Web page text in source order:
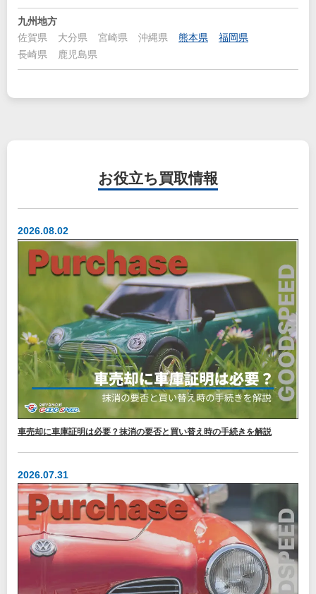
九州地方
佐賀県
大分県 宮崎県 沖縄県 熊本県
福岡県
長崎県
鹿児島県
お役立ち 買取情報
2026.08.02
車売却に車庫証明は必要？抹消の要否と買い替え時の手続きを解説
2026.07.31